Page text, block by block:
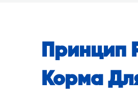
Принцип
Корма